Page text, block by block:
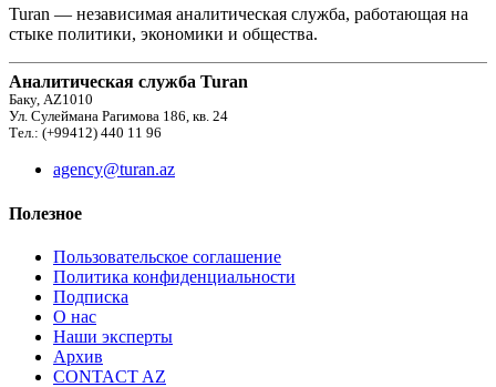
Turan — независимая аналитическая служба, работающая на
стыке политики, экономики и общества.
Аналитическая служба Turan
Баку, AZ1010
Ул. Сулеймана Рагимова 186, кв. 24
Тел.: (+99412) 440 11 96
agency@turan.az
Полезное
Пользовательское соглашение
Политика конфиденциальности
Подписка
О нас
Наши эксперты
Архив
CONTACT AZ